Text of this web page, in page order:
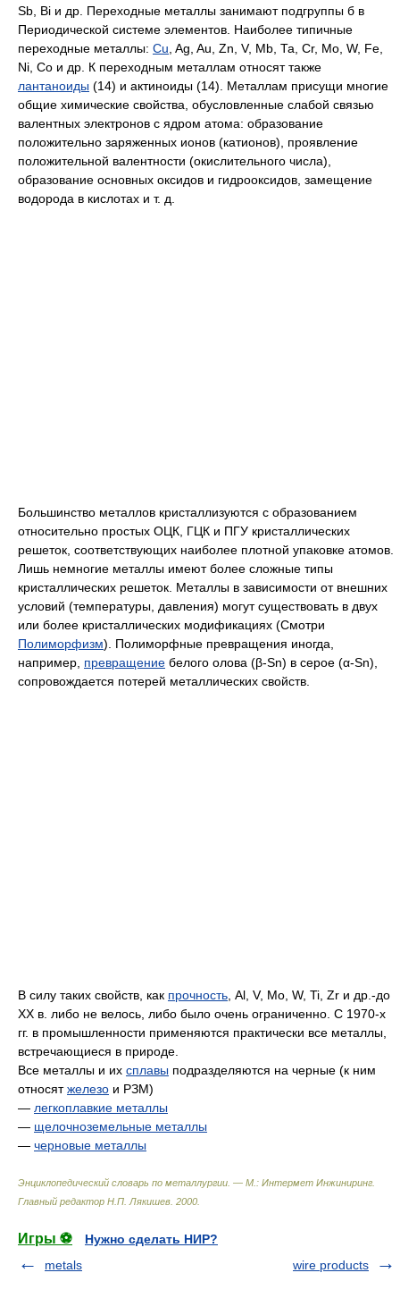
Sb, Bi и др. Переходные металлы занимают подгруппы б в
Периодической системе элементов. Наиболее типичные
переходные металлы: Cu , Ag, Au, Zn, V, Mb, Та, Cr, Mo, W, Fe,
Ni, Co и др. К переходным металлам относят также
лантаноиды (14) и актиноиды (14). Металлам присущи многие
общие химические свойства, обусловленные слабой связью
валентных электронов с ядром атома: образование
положительно заряженных ионов (катионов), проявление
положительной валентности (окислительного числа),
образование основных оксидов и гидрооксидов, замещение
водорода в кислотах и т. д.
Большинство металлов кристаллизуются с образованием
относительно простых ОЦК, ГЦК и ПГУ кристаллических
решеток, соответствующих наиболее плотной упаковке атомов.
Лишь немногие металлы имеют более сложные типы
кристаллических решеток. Металлы в зависимости от внешних
условий (температуры, давления) могут существовать в двух
или более кристаллических модификациях (Смотри
Полиморфизм). Полиморфные превращения иногда,
например, превращение белого олова (β-Sn) в серое (α-Sn),
сопровождается потерей металлических свойств.
В силу таких свойств, как прочность , Al, V, Mo, W, Ti, Zr и др.-до
XX в. либо не велось, либо было очень ограниченно. С 1970-х
гг. в промышленности применяются практически все металлы,
встречающиеся в природе.
Все металлы и их сплавы подразделяются на черные (к ним
относятжелезо и РЗМ)
— легкоплавкие металлы
— щелочноземельные металлы
— черновые металлы
Энциклопедический словарь по металлургии. — М.: Интермет Инжиниринг
Главный редактор Н.П. Лякишев 2000
Игры ⚽
Нужно сделать НИР?
metals
wire products